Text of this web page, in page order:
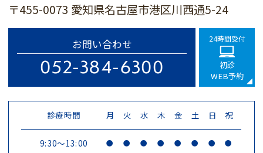
〒455-0073 愛知県名古屋市港区川西通5-24
お問い合わせ
052-384-6300
24時間受付
初診
WEB予約
診療時間 月 火 水 木 金 土 日 祝
9:30～13:00 ● ● ● ● ● ● ● ●